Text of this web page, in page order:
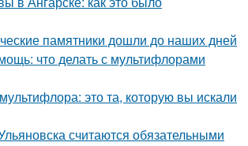
памятники дошли до наших дней
что делать с мультифлорами
это та, которую вы искали
считаются обязательными